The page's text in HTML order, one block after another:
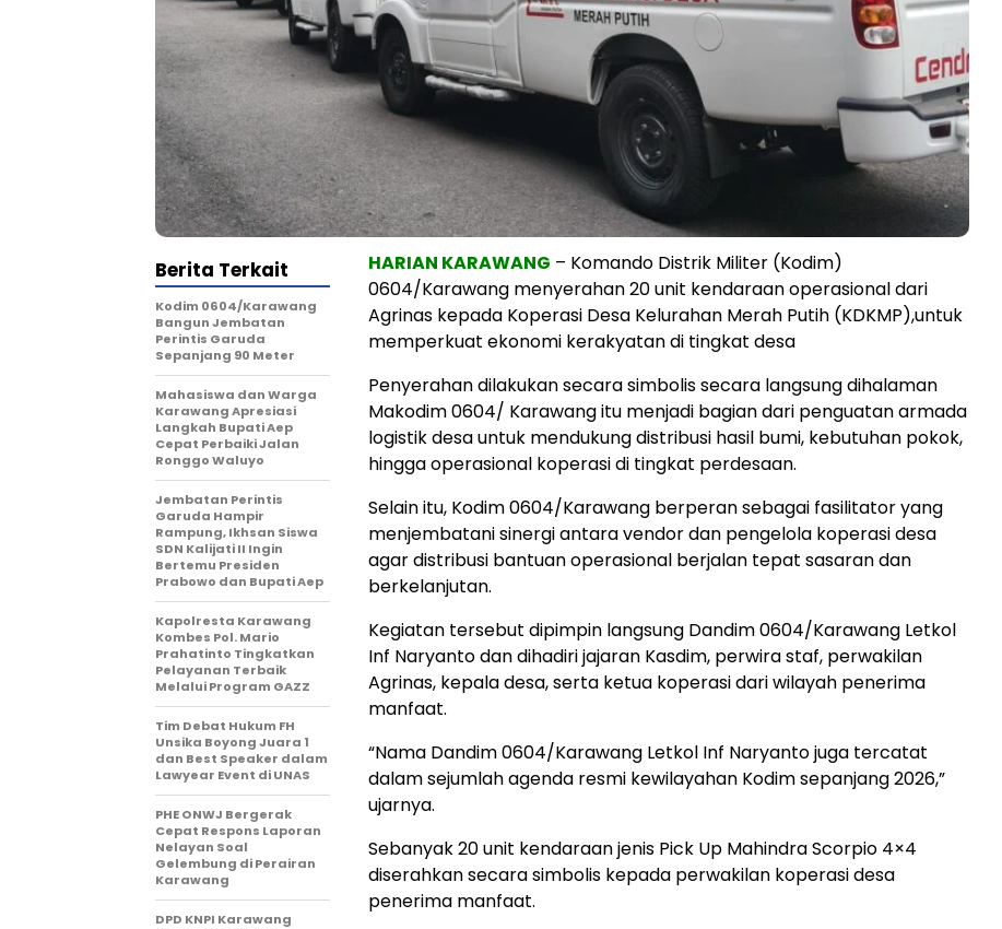
HARIAN KARAWANG – Komando Distrik Militer (Kodim)
0604/Karawang menyerahan 20 unit kendaraan operasional dari
Agrinas kepada Koperasi Desa Kelurahan Merah Putih (KDKMP),untuk
memperkuat ekonomi kerakyatan di tingkat desa
Penyerahan dilakukan secara simbolis secara langsung dihalaman
Makodim 0604/ Karawang itu menjadi bagian dari penguatan armada
logistik desa untuk mendukung distribusi hasil bumi, kebutuhan pokok,
hingga operasional koperasi di tingkat perdesaan.
Selain itu, Kodim 0604/Karawang berperan sebagai fasilitator yang
menjembatani sinergi antara vendor dan pengelola koperasi desa
agar distribusi bantuan operasional berjalan tepat sasaran dan
berkelanjutan.
Kegiatan tersebut dipimpin langsung Dandim 0604/Karawang Letkol
Inf Naryanto dan dihadiri jajaran Kasdim, perwira staf, perwakilan
Agrinas, kepala desa, serta ketua koperasi dari wilayah penerima
manfaat.
“Nama Dandim 0604/Karawang Letkol Inf Naryanto juga tercatat
dalam sejumlah agenda resmi kewilayahan Kodim sepanjang 2026,”
ujarnya.
Sebanyak 20 unit kendaraan jenis Pick Up Mahindra Scorpio 4×4
diserahkan secara simbolis kepada perwakilan koperasi desa
penerima manfaat.
Berita Terkait
Kodim 0604/Karawang
Bangun Jembatan
Perintis Garuda
Sepanjang 90 Meter
Mahasiswa dan Warga
Karawang Apresiasi
Langkah Bupati Aep
Cepat Perbaiki Jalan
Ronggo Waluyo
Jembatan Perintis
Garuda Hampir
Rampung, Ikhsan Siswa
SDN Kalijati II Ingin
Bertemu Presiden
Prabowo dan Bupati Aep
Kapolresta Karawang
Kombes Pol. Mario
Prahatinto Tingkatkan
Pelayanan Terbaik
Melalui Program GAZZ
​Tim Debat Hukum FH
Unsika Boyong Juara 1
dan Best Speaker dalam
Lawyear Event di UNAS
PHE ONWJ Bergerak
Cepat Respons Laporan
Nelayan Soal
Gelembung di Perairan
Karawang
DPD KNPI Karawang